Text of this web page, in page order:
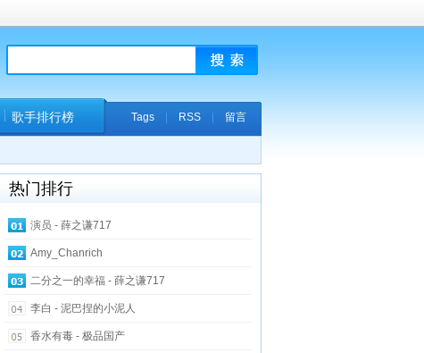
歌手排行榜 Tags| RSS| 留言
热门排行
演员 - 薛之谦717
Amy_Chanrich
二分之一的幸福 - 薛之谦717
李白 - 泥巴捏的小泥人
香水有毒 - 极品国产